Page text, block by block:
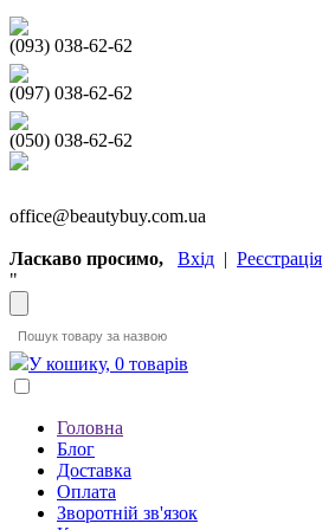
(093) 038-62-62
(097) 038-62-62
(050) 038-62-62
office@beautybuy.com.ua
Ласкаво просимо, Вхід | Реєстрація
"
У кошику, 0 товарів
Головна
Блог
Доставка
Оплата
Зворотній зв'язок